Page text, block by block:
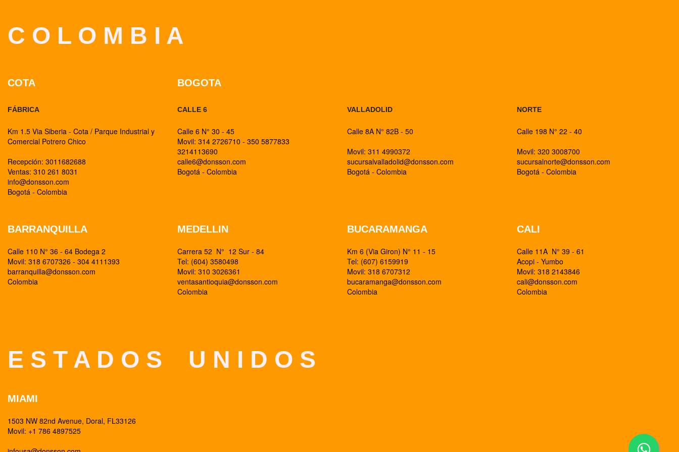
C O L O M B I A
COTA
FÁBRICA
Km 1.5 Via Siberia - Cota / Parque Industrial y
Comercial Potrero Chico
Recepción: 3011682688
Ventas: 310 261 8031
info@donsson.com
Bogotá - Colombia
BOGOTA
CALLE 6
Calle 6 N° 30 - 45
Movil: 314 2726710 - 350 5877833
3214113690
calle6@donsson.com
Bogotá - Colombia
VALLADOLID
Calle 8A N° 82B - 50
Movil: 311 4990372
sucursalvalladolid@donsson.com
Bogotá - Colombia
NORTE
Calle 198 N° 22 - 40
Movil: 320 3008700
sucursalnorte@donsson.com
Bogotá - Colombia
BARRANQUILLA
Calle 110 N° 36 - 64 Bodega 2
Movil: 318 6707326 - 304 4111393
barranquilla@donsson.com
Colombia
MEDELLIN
Carrera 52 N° 12 Sur - 84
Tel: (604) 3580498
Movil: 310 3026361
ventasantioquia@donsson.com
Colombia
BUCARAMANGA
Km 6 (Via Giron) N° 11 - 15
Tel: (607) 6159919
Movil: 318 6707312
bucaramanga@donsson.com
Colombia
CALI
Calle 11A N° 39 - 61
Acopi - Yumbo
Movil: 318 2143846
cali@donsson.com
Colombia
E S T A D O S U N I D O S
MIAMI
1503 NW 82nd Avenue, Doral, FL33126
Movil: +1 786 4897525